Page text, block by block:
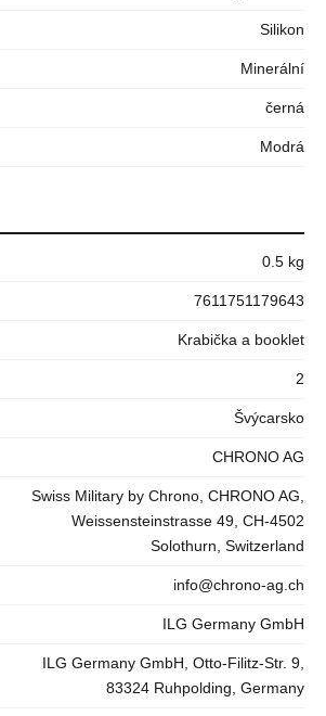
Silikon
Minerální
černá
Modrá
0.5 kg
7611751179643
Krabička a booklet
2
Švýcarsko
CHRONO AG
Swiss Military by Chrono, CHRONO AG,
Weissensteinstrasse 49, CH-4502
Solothurn, Switzerland
info@chrono-ag.ch
ILG Germany GmbH
ILG Germany GmbH, Otto-Filitz-Str. 9,
83324 Ruhpolding, Germany